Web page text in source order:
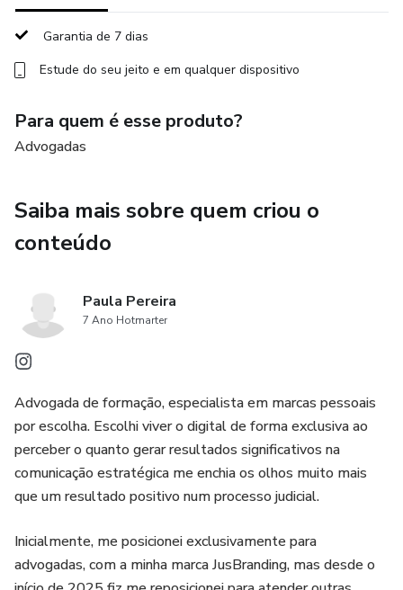
Garantia de 7 dias
Estude do seu jeito e em qualquer dispositivo
Para quem é esse produto?
Advogadas
Saiba mais sobre quem criou o
conteúdo
Paula Pereira
7 Ano Hotmarter
Advogada de formação, especialista em marcas pessoais
por escolha. Escolhi viver o digital de forma exclusiva ao
perceber o quanto gerar resultados significativos na
comunicação estratégica me enchia os olhos muito mais
que um resultado positivo num processo judicial.
Inicialmente, me posicionei exclusivamente para
advogadas, com a minha marca JusBranding, mas desde o